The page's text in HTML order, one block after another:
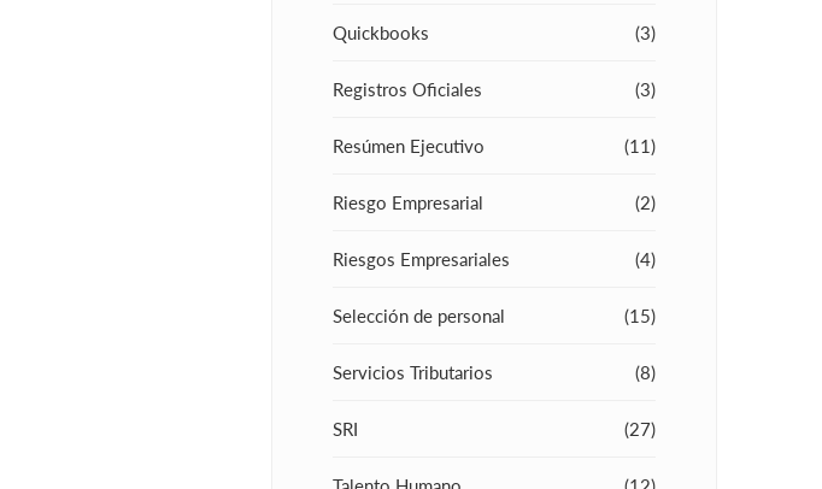
Quickbooks (3)
Registros Oficiales (3)
Resúmen Ejecutivo (11)
Riesgo Empresarial (2)
Riesgos Empresariales (4)
Selección de personal (15)
Servicios Tributarios (8)
SRI (27)